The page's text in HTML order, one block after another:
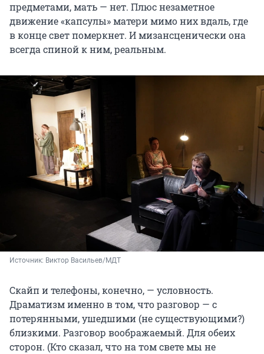
предметами, мать — нет. Плюс незаметное
движение «капсулы» матери мимо них вдаль, где
в конце свет померкнет. И мизансценически она
всегда спиной к ним, реальным.
Источник: Виктор Васильев/МДТ
Скайп и телефоны, конечно, — условность.
Драматизм именно в том, что разговор — с
потерянными, ушедшими (не существующими?)
близкими. Разговор воображаемый. Для обеих
сторон. (Кто сказал, что на том свете мы не